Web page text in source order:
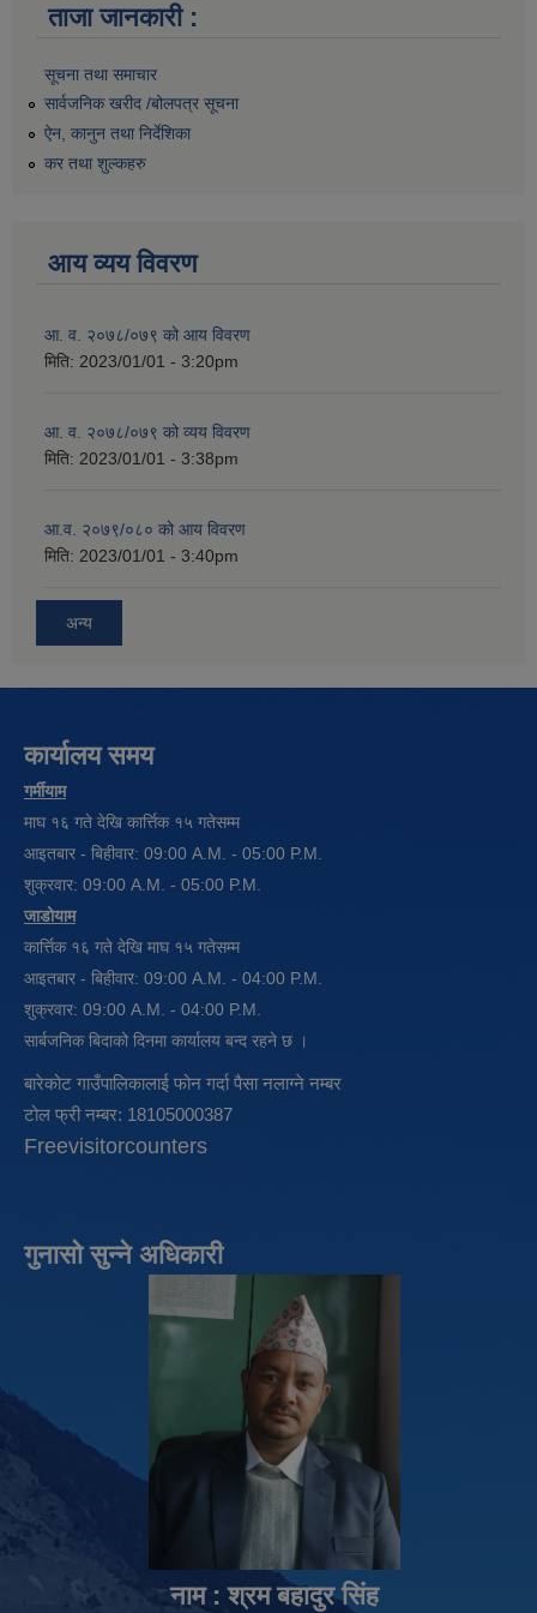
ताजा जानकारी :
सूचना तथा समाचार
सार्वजनिक खरीद /बोलपत्र सूचना
ऐन, कानुन तथा निर्देशिका
कर तथा शुल्कहरु
आय व्यय विवरण
आ. व. २०७८/०७९ को आय विवरण
मिति: 2023/01/01 - 3:20pm
आ. व. २०७८/०७९ को व्यय विवरण
मिति: 2023/01/01 - 3:38pm
आ.व. २०७९/०८० को आय विवरण
मिति: 2023/01/01 - 3:40pm
अन्य
कार्यालय समय
गर्मीयाम
माघ १६ गते देखि कार्त्तिक १५ गतेसम्म
आइतबार - बिहीवार: 09:00 A.M. - 05:00 P.M.
शुक्रवार: 09:00 A.M. - 05:00 P.M.
जाडोयाम
कार्त्तिक १६ गते देखि माघ १५ गतेसम्म
आइतबार - बिहीवार: 09:00 A.M. - 04:00 P.M.
शुक्रवार: 09:00 A.M. - 04:00 P.M.
सार्बजनिक बिदाको दिनमा कार्यालय बन्द रहने छ ।
बारेकोट गाउँपालिकालाई फोन गर्दा पैसा नलाग्ने नम्बर
टोल फ्री नम्बर: 18105000387
Freevisitorcounters
गुनासो सुन्ने अधिकारी
नाम : श्रम बहादुर सिंह